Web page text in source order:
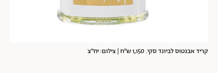
קריד אבנטוס לביונד סקי. 1,150 ש"ח | צילום: יח"צ